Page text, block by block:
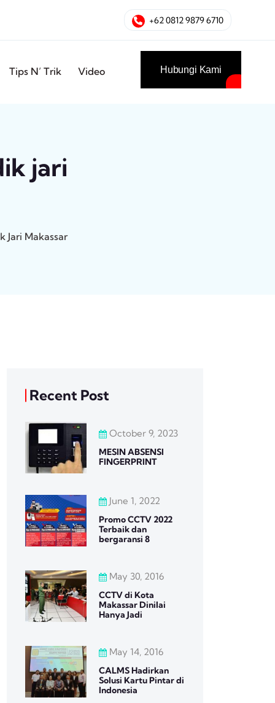
+62 0812 9879 6710
Tips N’ Trik Video Hubungi Kami
jari
Jari Makassar
Recent Post
October 9, 2023
MESIN ABSENSI
FINGERPRINT
June 1, 2022
Promo CCTV 2022
Terbaik dan
bergaransi 8
May 30, 2016
CCTV di Kota
Makassar Dinilai
Hanya Jadi
May 14, 2016
CALMS Hadirkan
Solusi Kartu Pintar di
Indonesia